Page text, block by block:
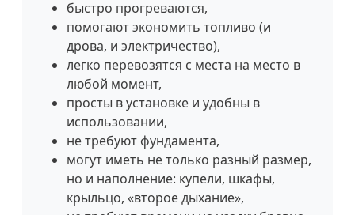
быстро прогреваются,
помогают экономить топливо (и
дрова, и электричество),
легко перевозятся с места на место в
любой момент,
просты в установке и удобны в
использовании,
не требуют фундамента,
могут иметь не только разный размер,
но и наполнение: купели, шкафы,
крыльцо, «второе дыхание»,